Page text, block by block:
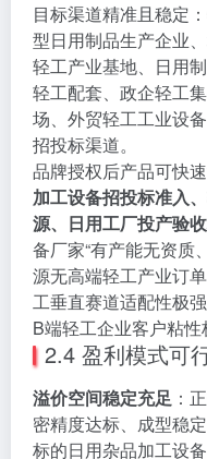
目标渠道精准且稳定
型日用制品生产企业
轻工产业基地、日用
轻工配套、政企轻工
场、外贸轻工工业设
招投标渠道。
品牌授权后产品可快
加工设备招投标准入
源、日用工厂投产验
备厂家“有产能无资质
源无高端轻工产业订
工垂直赛道适配性极
B端轻工企业客户粘性
2.4 盈利模式可
溢价空间稳定充足 ：
密精度达标、成型稳
标的日用杂品加工设